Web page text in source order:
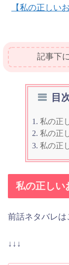
【私の正しい
記事下
目
私の正
私の正
私の正
私の正しい
前話ネタバレは
↓↓↓